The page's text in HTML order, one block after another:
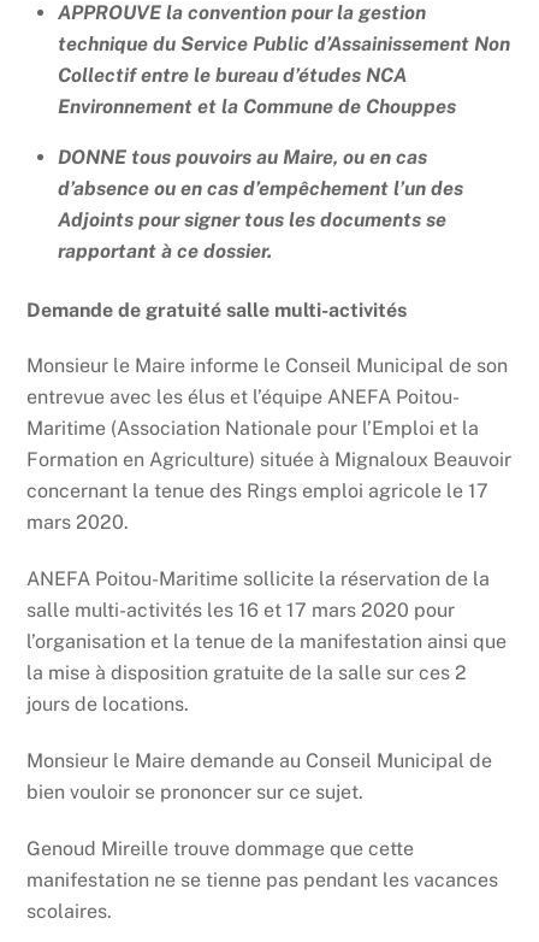
APPROUVE la convention pour la gestion
technique du Service Public d’Assainissement Non
Collectif entre le bureau d’études NCA
Environnement et la Commune de Chouppes
DONNE tous pouvoirs au Maire, ou en cas
d’absence ou en cas d’empêchement l’un des
Adjoints pour signer tous les documents se
rapportant à ce dossier.
Demande de gratuité salle multi-activités
Monsieur le Maire informe le Conseil Municipal de son
entrevue avec les élus et l’équipe ANEFA Poitou-
Maritime (Association Nationale pour l’Emploi et la
Formation en Agriculture) située à Mignaloux Beauvoir
concernant la tenue des Rings emploi agricole le 17
mars 2020.
ANEFA Poitou-Maritime sollicite la réservation de la
salle multi-activités les 16 et 17 mars 2020 pour
l’organisation et la tenue de la manifestation ainsi que
la mise à disposition gratuite de la salle sur ces 2
jours de locations.
Monsieur le Maire demande au Conseil Municipal de
bien vouloir se prononcer sur ce sujet.
Genoud Mireille trouve dommage que cette
manifestation ne se tienne pas pendant les vacances
scolaires.